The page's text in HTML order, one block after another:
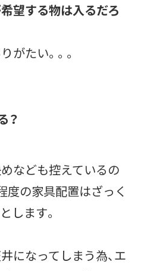
望する物は入るだろ
がたい。。。
？
なども控えているの
度の家具配置はざっく
します。
になってしまう為、エ